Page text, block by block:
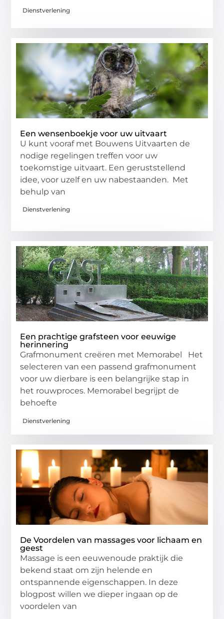
Dienstverlening
Een wensenboekje voor uw uitvaart
U kunt vooraf met Bouwens Uitvaarten de
nodige regelingen treffen voor uw
toekomstige uitvaart. Een geruststellend
idee, voor uzelf en uw nabestaanden. Met
behulp van
Dienstverlening
Een prachtige grafsteen voor eeuwige
herinnering
Grafmonument creëren met Memorabel Het
selecteren van een passend grafmonument
voor uw dierbare is een belangrijke stap in
het rouwproces. Memorabel begrijpt de
behoefte
Dienstverlening
De Voordelen van massages voor lichaam en
geest
Massage is een eeuwenoude praktijk die
bekend staat om zijn helende en
ontspannende eigenschappen. In deze
blogpost willen we dieper ingaan op de
voordelen van